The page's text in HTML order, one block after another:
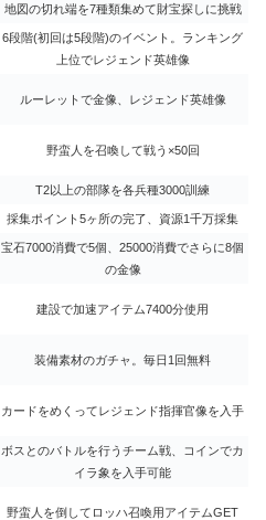
地図の切れ端を7種類集めて財宝探しに挑戦
6段階(初回は5段階)のイベント。ランキング
上位でレジェンド英雄像
ルーレットで金像、レジェンド英雄像
野蛮人を召喚して戦う×50回
T2以上の部隊を各兵種3000訓練
採集ポイント5ヶ所の完了、資源1千万採集
宝石7000消費で5個、25000消費でさらに8個
の金像
建設で加速アイテム7400分使用
装備素材のガチャ。毎日1回無料
カードをめくってレジェンド指揮官像を入手
ボスとのバトルを行うチーム戦、コインでカ
イラ象を入手可能
野蛮人を倒してロッハ召喚用アイテムGET